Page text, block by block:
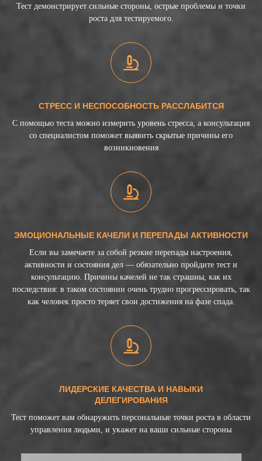
Тест демонстрирует сильные стороны, острые проблемы и точки
роста для тестируемого.
СТРЕСС И НЕСПОСОБНОСТЬ РАССЛАБИТСЯ
С помощью теста можно измерить уровень стресса, а консультация
со специалистом поможет выявить скрытые причины его
возникновения
ЭМОЦИОНАЛЬНЫЕ КАЧЕЛИ И ПЕРЕПАДЫ АКТИВНОСТИ
Если вы замечаете за собой резкие перепады настроения,
активности и состояния дел — обязательно пройдите тест и
консультацию. Причины качелей не так страшны, как их
последствия: в таком состоянии очень трудно прогрессировать, так
как человек просто теряет свои достижения на фазе спада.
ЛИДЕРСКИЕ КАЧЕСТВА И НАВЫКИ
ДЕЛЕГИРОВАНИЯ
Тест поможет вам обнаружить персональные точки роста в области
управления людьми, и укажет на ваши сильные стороны